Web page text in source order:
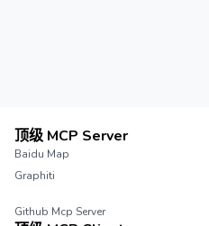
顶级 MCP Server
Baidu Map
Graphiti
Github Mcp Server